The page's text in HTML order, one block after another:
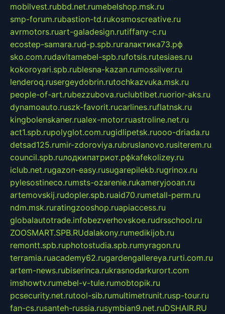
mobilvest.rubbd.net.rumebelshop.msk.ru
smp-forum.rubastion-td.rukosmoscreative.ru
avrmotors.ruart-galadesign.rutiffany-c.ru
ecostep-samara.rud-p.spb.ruгалактика73.рф
sko.com.rudavitamebel-spb.rufotsis.rutesiaes.ru
kokoroyari.spb.rublesna-kazan.rumossilver.ru
lenderoq.rusergeydobrin.rutochkazvuka.msk.ru
people-of-art.rubezzubova.ruclubtibet.ruorior-aks.ru
dynamoauto.ruszk-favorit.rucarlines.ruflatnsk.ru
kingbolenskaner.rualex-motor.ruastroline.net.ru
act1.spb.rupolyglot.com.rugidlipetsk.ruooo-driada.ru
detsad125.rumir-zdoroviya.rubruslanovo.rusiterem.ru
council.spb.ruлодкипатриот.рфkafekolizey.ru
iclub.net.rugazon-easy.rusugarepilekb.rugrinox.ru
pylesostineco.rumsts-ozarenie.rukameryjooan.ru
artemovskij.rudopler.spb.ruaid70.rumetall-perm.ru
ndm.msk.ruratingzooshop.ruapiaccess.ru
globalautotrade.infobezverhovskoe.rudrsschool.ru
ZOOSMART.SPB.RUdalakony.rumedikijob.ru
remontt.spb.ruphotostudia.spb.rumyragon.ru
terramia.ruacademy62.rugardengallereya.rurti.com.ru
artem-news.rubiserinca.rukrasnodarkurort.com
imshowtv.rumebel-v-tule.rumobtopik.ru
pcsecurity.net.rutool-sib.rumultimetrunit.rusp-tour.ru
fan-cs.rusanteh-russia.rusymbian9.net.ruDSHAIR.RU